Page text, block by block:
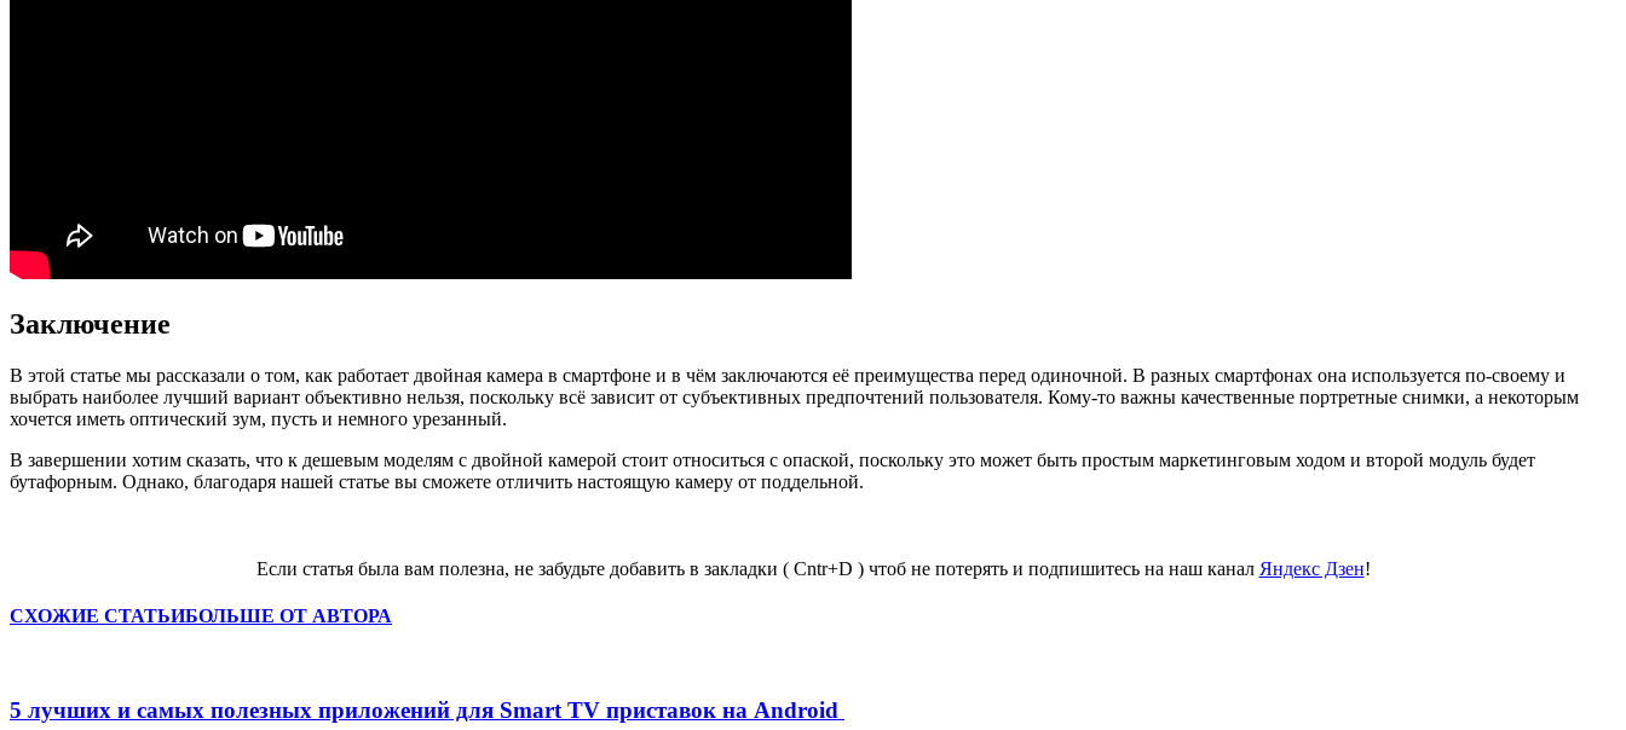
Заключение
В этой статье мы рассказали о том, как работает двойная камера в смартфоне и в чём заключаются её преимущества перед одиночной. В разных смартфонах она используется по-своему и
выбрать наиболее лучший вариант объективно нельзя, поскольку всё зависит от субъективных предпочтений пользователя. Кому-то важны качественные портретные снимки, а некоторым
хочется иметь оптический зум, пусть и немного урезанный.
В завершении хотим сказать, что к дешевым моделям с двойной камерой стоит относиться с опаской, поскольку это может быть простым маркетинговым ходом и второй модуль будет
бутафорным. Однако, благодаря нашей статье вы сможете отличить настоящую камеру от поддельной.
Если статья была вам полезна, не забудьте добавить в закладки ( Cntr+D ) чтоб не потерять и подпишитесь на наш канал Яндекс Дзен!
СХОЖИЕ СТАТЬИБОЛЬШЕ ОТ АВТОРА
5 лучших и самых полезных приложений для Smart TV приставок на Android